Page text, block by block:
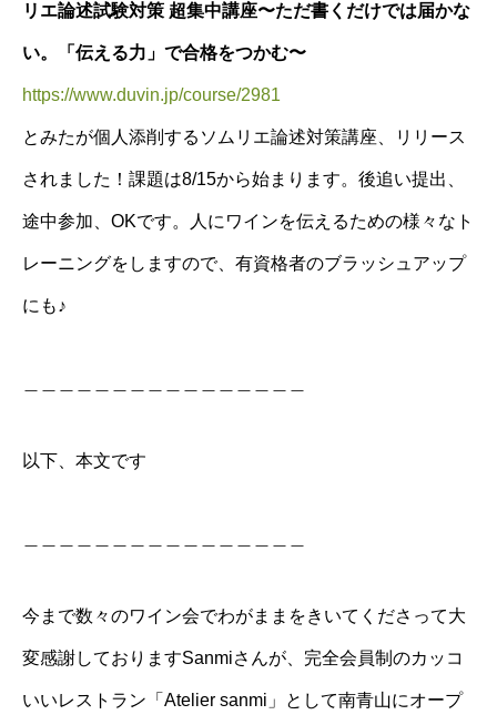
リエ論述試験対策 超集中講座〜ただ書くだけでは届かな
い。「伝える力」で合格をつかむ〜
https://www.duvin.jp/course/2981
とみたが個人添削するソムリエ論述対策講座、リリース
されました！課題は8/15から始まります。後追い提出、
途中参加、OKです。人にワインを伝えるための様々なト
レーニングをしますので、有資格者のブラッシュアップ
にも♪
以下、本文です
今まで数々のワイン会でわがままをきいてくださって大
変感謝しておりますSanmiさんが、完全会員制のカッコ
いいレストラン「Atelier sanmi」として南青山にオープ